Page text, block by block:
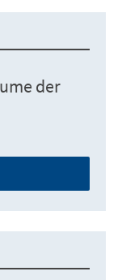
der